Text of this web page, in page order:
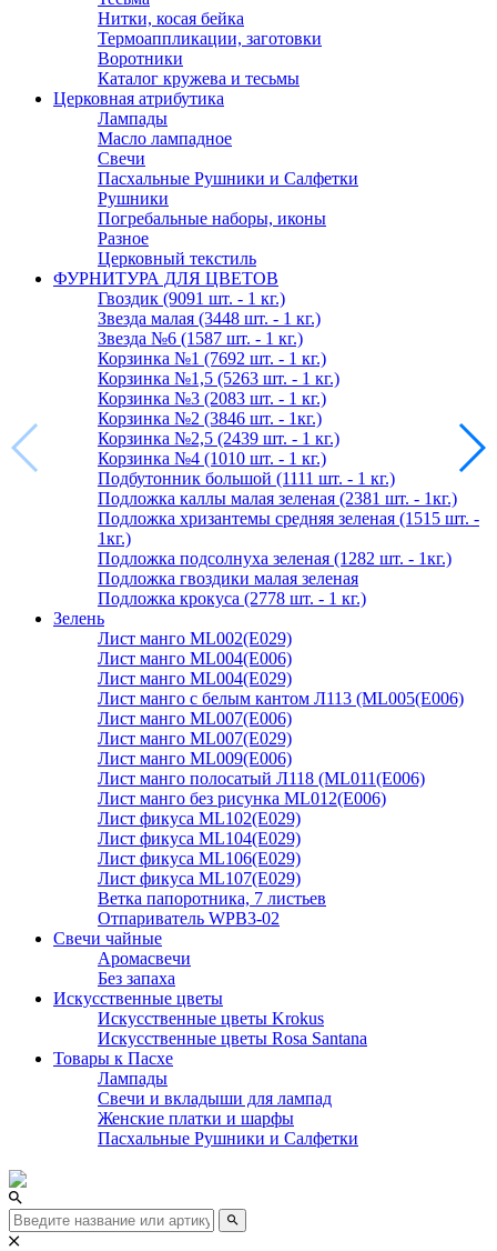
Нитки, косая бейка
Термоаппликации, заготовки
Воротники
Каталог кружева и тесьмы
Церковная атрибутика
Лампады
Масло лампадное
Свечи
Пасхальные Рушники и Салфетки
Рушники
Погребальные наборы, иконы
Разное
Церковный текстиль
ФУРНИТУРА ДЛЯ ЦВЕТОВ
Гвоздик (9091 шт. - 1 кг.)
Звезда малая (3448 шт. - 1 кг.)
Звезда №6 (1587 шт. - 1 кг.)
Корзинка №1 (7692 шт. - 1 кг.)
Корзинка №1,5 (5263 шт. - 1 кг.)
Корзинка №3 (2083 шт. - 1 кг.)
Корзинка №2 (3846 шт. - 1кг.)
Корзинка №2,5 (2439 шт. - 1 кг.)
Корзинка №4 (1010 шт. - 1 кг.)
Подбутонник большой (1111 шт. - 1 кг.)
Подложка каллы малая зеленая (2381 шт. - 1кг.)
Подложка хризантемы средняя зеленая (1515 шт. -
1кг.)
Подложка подсолнуха зеленая (1282 шт. - 1кг.)
Подложка гвоздики малая зеленая
Подложка крокуса (2778 шт. - 1 кг.)
Зелень
Лист манго ML002(E029)
Лист манго ML004(E006)
Лист манго ML004(E029)
Лист манго с белым кантом Л113 (ML005(E006)
Лист манго ML007(E006)
Лист манго ML007(E029)
Лист манго ML009(E006)
Лист манго полосатый Л118 (ML011(E006)
Лист манго без рисунка ML012(E006)
Лист фикуса ML102(E029)
Лист фикуса ML104(E029)
Лист фикуса ML106(E029)
Лист фикуса ML107(E029)
Ветка папоротника, 7 листьев
Отпариватель WPB3-02
Свечи чайные
Аромасвечи
Без запаха
Искусственные цветы
Искусственные цветы Krokus
Искусственные цветы Rosa Santana
Товары к Пасхе
Лампады
Свечи и вкладыши для лампад
Женские платки и шарфы
Пасхальные Рушники и Салфетки